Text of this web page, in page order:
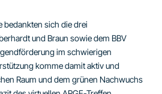
bedankten sich die drei
und Braun sowie dem BBV
im schwierigen
komme damit aktiv und
Raum und dem grünen Nachwuchs